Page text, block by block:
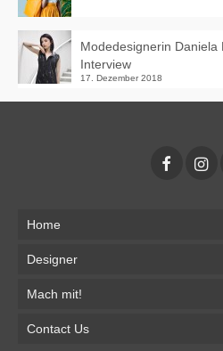
Modedesignerin Daniela
Interview
17. Dezember 2018
Home
Designer
Mach mit!
Contact Us